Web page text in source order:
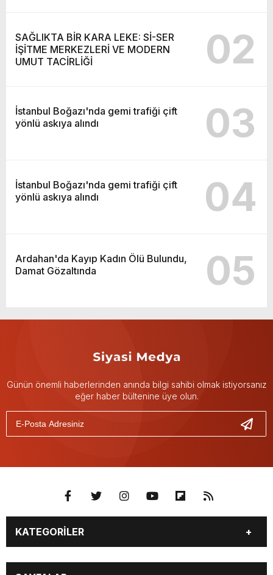
SAĞLIKTA BİR KARA LEKE: Sİ-SER
İŞİTME MERKEZLERİ VE MODERN
UMUT TACİRLİĞİ
02
İstanbul Boğazı'nda gemi trafiği çift
yönlü askıya alındı
03
İstanbul Boğazı'nda gemi trafiği çift
yönlü askıya alındı
04
Ardahan'da Kayıp Kadın Ölü Bulundu,
Damat Gözaltında
05
Günün önemli haberlerinden anında bilgi sahibi olmak istiyorsanız
eğer haber bültenine üye olun.
KATEGORİLER
GÜNDEM
DÜNYA